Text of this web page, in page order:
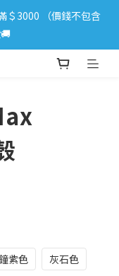
即訂購
＄3000 （價錢不包含
訂購
紫色
灰石色